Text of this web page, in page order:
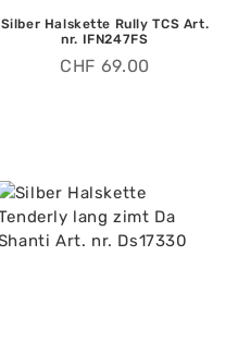
Silber Halskette Rully TCS Art.
nr. IFN247FS
CHF 69.00